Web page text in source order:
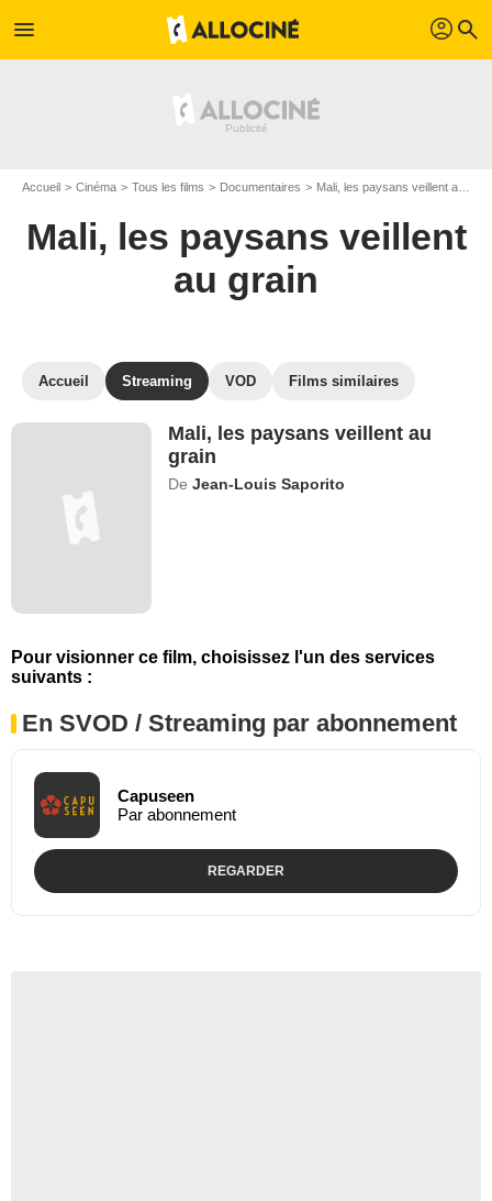
menu profil search
Accueil Cinéma Tous les films Documentaires Mali, les paysans veillent au grain
Mali, les paysans veillent
au grain
Accueil Streaming VOD Films similaires
Mali, les paysans veillent au
grain
De Jean-Louis Saporito
Pour visionner ce film, choisissez l'un des services
suivants :
En SVOD / Streaming par abonnement
Capuseen
Par abonnement
REGARDER